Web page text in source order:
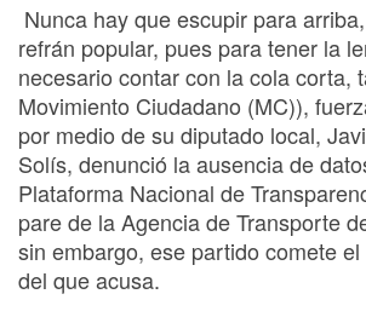
Nunca hay que escupir para
refrán popular, pues para tener la
necesario contar con lacola corta,
Movimiento Ciudadano (MC)),
por medio de su diputado local,
Solís, denunció la ausencia de
Plataforma Nacional de
pare de la Agencia de Transporte
sin embargo, ese partido comete
del que acusa.